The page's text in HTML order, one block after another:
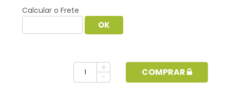
Calcular o Frete
+
-
COMPRAR